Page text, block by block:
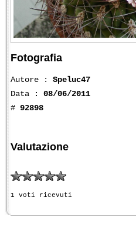
Fotografia
Autore : Speluc47
Data : 08/06/2011
# 92898
Valutazione
1 voti ricevuti